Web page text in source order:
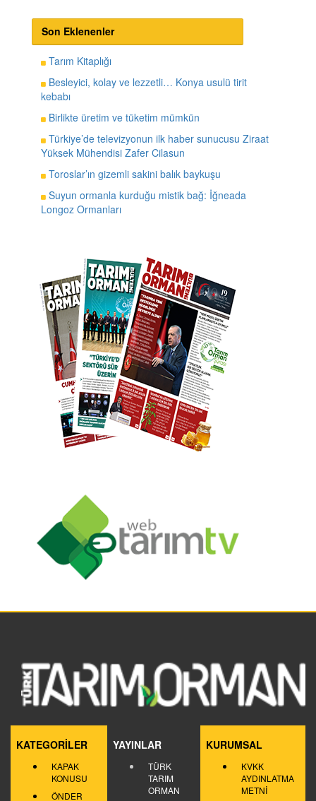
Son Eklenenler
Tarım Kitaplığı
Besleyici, kolay ve lezzetli… Konya usulü tirit
kebabı
Birlikte üretim ve tüketim mümkün
Türkiye’de televizyonun ilk haber sunucusu Ziraat
Yüksek Mühendisi Zafer Cilasun
Toroslar’ın gizemli sakini balık baykuşu
Suyun ormanla kurduğu mistik bağ: İğneada
Longoz Ormanları
KATEGORİLER
KAPAK
KONUSU
ÖNDER
YAYINLAR
TÜRK
TARIM
ORMAN
KURUMSAL
KVKK
AYDINLATMA
METNİ